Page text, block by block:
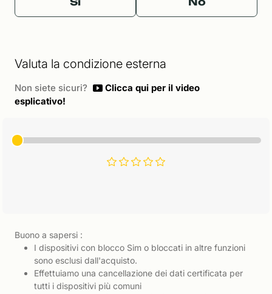
Valuta la condizione esterna
Non siete sicuri?
Clicca qui per il video
esplicativo!
Buono a sapersi :
I dispositivi con blocco Sim o bloccati in altre funzioni
sono esclusi dall'acquisto.
Effettuiamo una cancellazione dei dati certificata per
tutti i dispositivi più comuni